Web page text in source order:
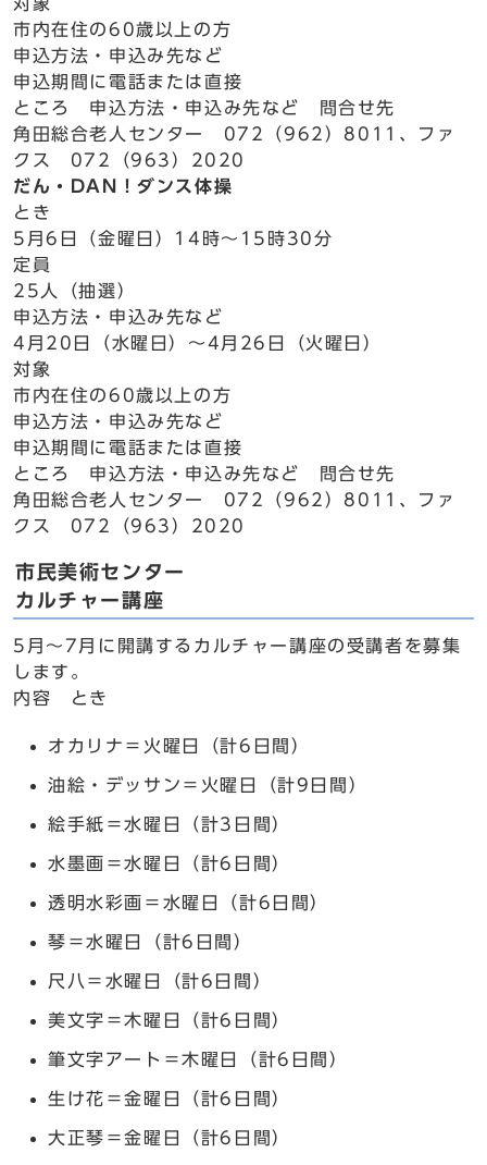
市内在住の60歳以上の方
申込方法・申込み先など
申込期間に電話または直接
ところ 申込方法・申込み先など 問合せ先
角田総合老人センター 072（962）8011、ファ
クス 072（963）2020
だん・DAN！ダンス体操
とき
5月6日（金曜日）14時～15時30分
定員
25人（抽選）
申込方法・申込み先など
4月20日（水曜日）～4月26日（火曜日）
対象
市内在住の60歳以上の方
申込方法・申込み先など
申込期間に電話または直接
ところ 申込方法・申込み先など 問合せ先
角田総合老人センター 072（962）8011、ファ
クス 072（963）2020
市民美術センター
カルチャー講座
5月～7月に開講するカルチャー講座の受講者を募集
します。
内容 とき
オカリナ＝火曜日（計6日間）
油絵・デッサン＝火曜日（計9日間）
絵手紙＝水曜日（計3日間）
水墨画＝水曜日（計6日間）
透明水彩画＝水曜日（計6日間）
琴＝水曜日（計6日間）
尺八＝水曜日（計6日間）
美文字＝木曜日（計6日間）
筆文字アート＝木曜日（計6日間）
生け花＝金曜日（計6日間）
大正琴＝金曜日（計6日間）